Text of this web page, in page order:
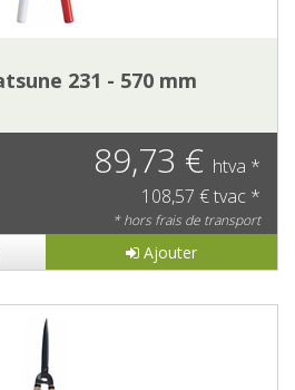
231 - 570 mm
89,73 € htva *
108,57 € tvac *
* hors frais de transport
Ajouter